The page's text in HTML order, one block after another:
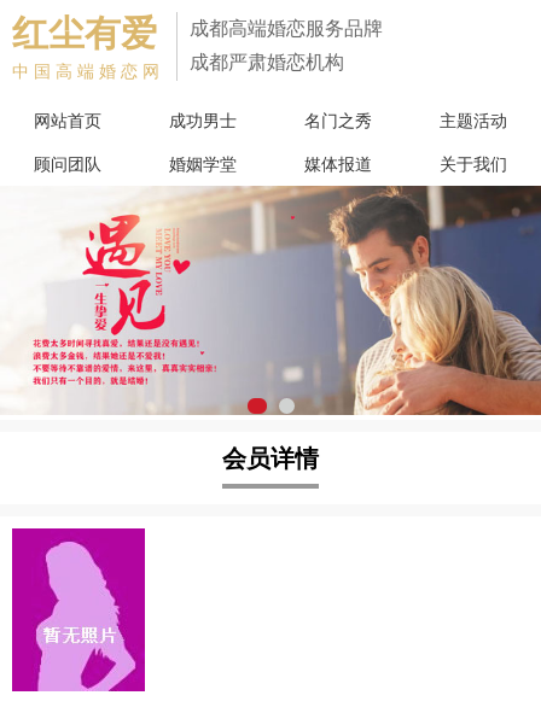
红尘有爱
中国高端婚恋网
成都高端婚恋服务品牌
成都严肃婚恋机构
网站首页 成功男士 名门之秀 主题活动
顾问团队 婚姻学堂 媒体报道 关于我们
会员详情